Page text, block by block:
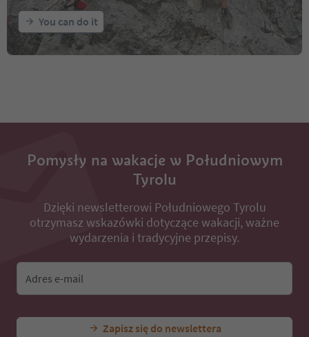
You can do it
Pomysły na wakacje w Południowym
Tyrolu
Dzięki newsletterowi Południowego Tyrolu
otrzymasz wskazówki dotyczące wakacji, ważne
wydarzenia i tradycyjne przepisy.
Adres e-mail
Zapisz się do newslettera